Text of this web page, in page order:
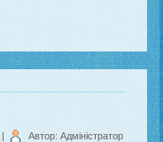
|
Автор: Адміністратор